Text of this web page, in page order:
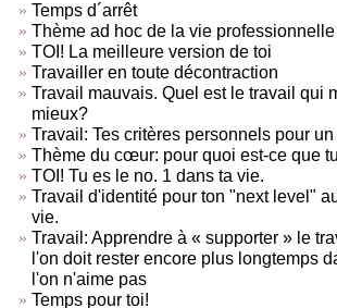
Temps d´arrêt
Thème ad hoc de la vie professionnelle
TOI! La meilleure version de toi
Travailler en toute décontraction
Travail mauvais. Quel est le travail qui
mieux?
Travail: Tes critères personnels pour
Thème du cœur: pour quoi est-ce que
TOI! Tu es le no. 1 dans ta vie.
Travail d'identité pour ton "next level"
vie.
Travail: Apprendre à « supporter » le
l'on doit rester encore plus longtemps
l'on n'aime pas
Temps pour toi!